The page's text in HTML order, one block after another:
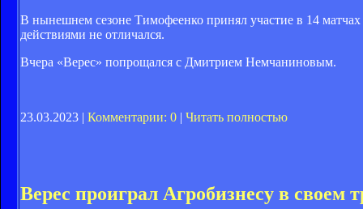
В нынешнем сезоне Тимофеенко принял участие в 14
действиями не отличался.
Вчера «Верес» попрощался с Дмитрием Немчаниновым.
23.03.2023 | Комментарии: 0 | Читать полностью
Верес проиграл Агробизнесу в своем